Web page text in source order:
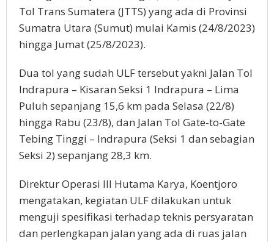
Tol Trans Sumatera (JTTS) yang ada di Provinsi
Sumatra Utara (Sumut) mulai Kamis (24/8/2023)
hingga Jumat (25/8/2023).
Dua tol yang sudah ULF tersebut yakni Jalan Tol
Indrapura – Kisaran Seksi 1 Indrapura – Lima
Puluh sepanjang 15,6 km pada Selasa (22/8)
hingga Rabu (23/8), dan Jalan Tol Gate-to-Gate
Tebing Tinggi – Indrapura (Seksi 1 dan sebagian
Seksi 2) sepanjang 28,3 km.
Direktur Operasi III Hutama Karya, Koentjoro
mengatakan, kegiatan ULF dilakukan untuk
menguji spesifikasi terhadap teknis persyaratan
dan perlengkapan jalan yang ada di ruas jalan